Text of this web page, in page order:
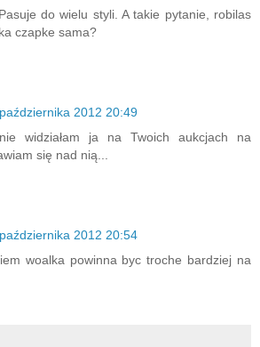
do wielu styli. A takie pytanie, robilas
czapke sama?
2012 20:49
widziałam ja na Twoich aukcjach na
się nad nią...
2012 20:54
woalka powinna byc troche bardziej na